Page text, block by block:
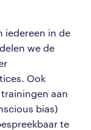
iedereen in de
delen we de
Ook
aan
bias)
te